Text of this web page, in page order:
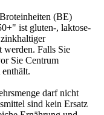
(BE)
ist gluten-, laktose-
werden. Falls Sie
Sie Centrum
darf nicht
sind kein Ersatz